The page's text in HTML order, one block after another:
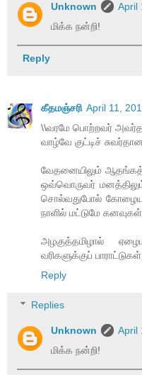
Unknown
April
மிக்க நன்றி!
Reply
கீதமஞ்சரி April 11,
\\வரமே பொற்றவர்
வாழ்வே குட்டிச்
வேதனையிலும்
ஒவ்வொருவர்
சொல்வதுபோல்
நாளில் மட்டுமே
அழகுத்தமிழால்
வரிகளுக்குப்
Reply
Replies
Unknown
April
மிக்க நன்றி!